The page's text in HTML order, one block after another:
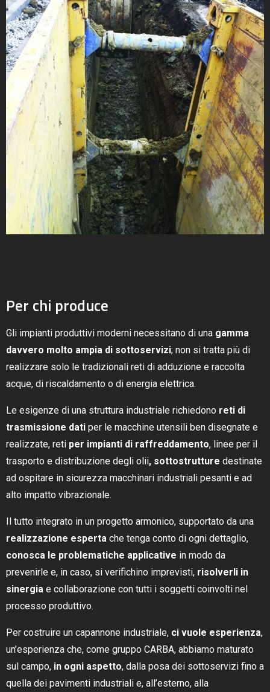
Per chi produce
Gli impianti produttivi moderni necessitano di una gamma
davvero molto ampia di sottoservizi; non si tratta più di
realizzare solo le tradizionali reti di adduzione e raccolta
acque, di riscaldamento o di energia elettrica.
Le esigenze di una struttura industriale richiedono reti di
trasmissione dati per le macchine utensili ben disegnate e
realizzate, reti per impianti di raffreddamento, linee per il
trasporto e distribuzione degli olii, sottostrutture destinate
ad ospitare in sicurezza macchinari industriali pesanti e ad
alto impatto vibrazionale.
Il tutto integrato in un progetto armonico, supportato da una
realizzazione esperta che tenga conto di ogni dettaglio,
conosca le problematiche applicative in modo da
prevenirle e, in caso, si verifichino imprevisti, risolverli in
sinergia e collaborazione con tutti i soggetti coinvolti nel
processo produttivo.
Per costruire un capannone industriale, ci vuole esperienza,
un’esperienza che, come gruppo CARBA, abbiamo maturato
sul campo, in ogni aspetto, dalla posa dei sottoservizi fino a
quella dei pavimenti industriali e, all’esterno, alla